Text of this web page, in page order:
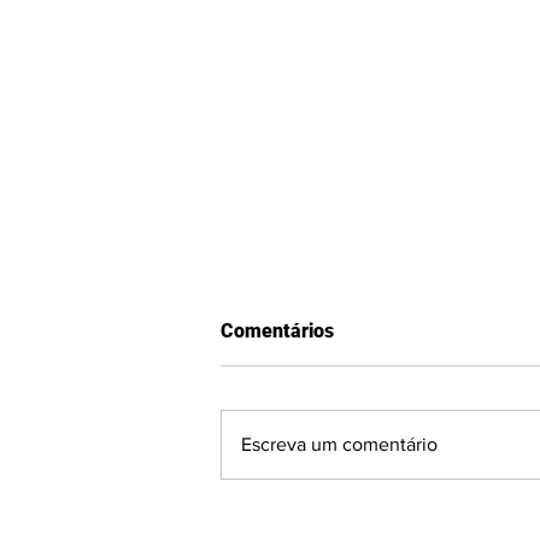
Comentários
Escreva um comentário